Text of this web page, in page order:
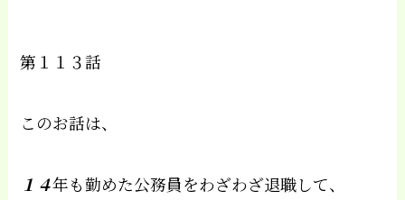
第１１３話
このお話は、
１４年も勤めた公務員をわざわざ退職して、